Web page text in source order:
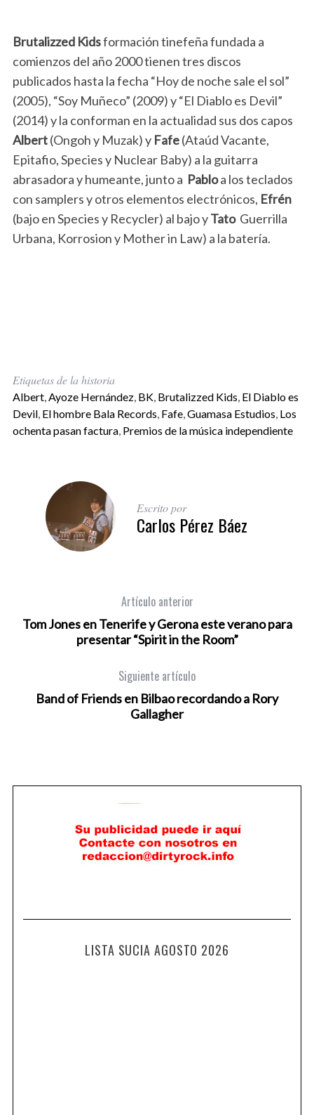
Brutalizzed Kidsformación tinefeña fundada a
comienzos del año 2000 tienen tres discos
publicados hasta la fecha “Hoy de noche sale el sol”
(2005), “Soy Muñeco” (2009) y “El Diablo es Devil”
(2014) y la conforman en la actualidad sus dos capos
Albert(Ongoh y Muzak) y Fafe(Ataúd Vacante,
Epitafio, Species y Nuclear Baby) a la guitarra
abrasadora y humeante, junto a Pabloa los teclados
con samplers y otros elementos electrónicos, Efrén
(bajo en Species y Recycler) al bajo yTatoGuerrilla
Urbana, Korrosion y Mother in Law) a la batería.
Etiquetas de la historia
Albert,Ayoze Hernández, BK, Brutalizzed Kids, El Diablo es
Devil, El hombre Bala Records, Fafe,Guamasa Estudios, Los
ochenta pasan factura, Premios de la música independiente
Escrito por
Carlos Pérez Báez
Artículo anterior
Tom Jones en Tenerife y Gerona este verano para
presentar “Spirit in the Room”
Siguiente artículo
Band of Friends en Bilbao recordando a Rory
Gallagher
LISTA SUCIA AGOSTO 2026